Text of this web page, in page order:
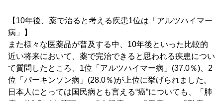
【10年後、薬で治ると考える疾患1位は「アルツハイマー
病」】
また様々な医薬品が普及する中、10年後といった比較的
近い将来において、薬で完治できると思われる疾患につい
て質問したところ、1位「アルツハイマー病」(37.0％)、2
位「パーキンソン病」(28.0％)が上位に挙げられました。
日本人にとっては国民病とも言える“癌”についても、「肺